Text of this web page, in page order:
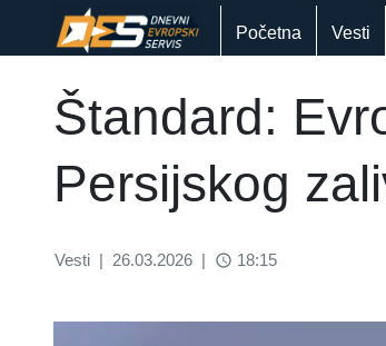
Početna Vesti
Štandard:
Persijskog
Vesti | 26.03.2026 | access_time 18:15